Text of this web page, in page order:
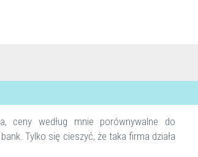
ceny według mnie porównywalne do
Tylko się cieszyć, że taka firma działa